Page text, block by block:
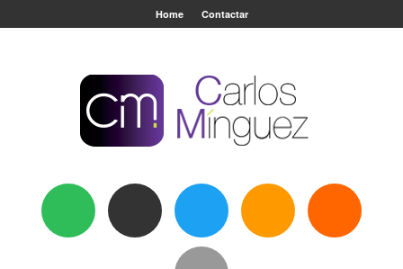
Home Contactar